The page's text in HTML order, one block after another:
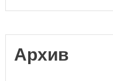
Архив